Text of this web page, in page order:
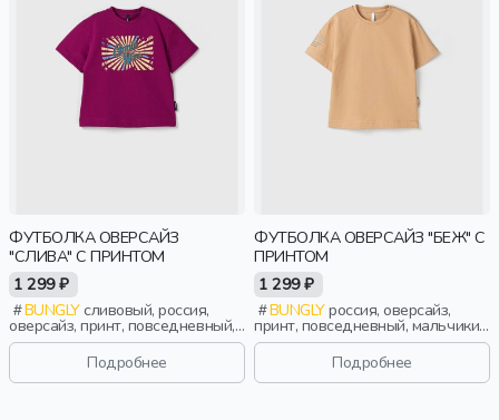
ФУТБОЛКА ОВЕРСАЙЗ
"СЛИВА" С ПРИНТОМ
1 299 ₽
BUNGLYсливовый, россия,
оверсайз, принт, повседневный,
девочки, малыши, дошкольники,
Подробнее
ФУТБОЛКА ОВЕРСАЙЗ "БЕЖ" С
ПРИНТОМ
1 299 ₽
BUNGLYроссия, оверсайз,
принт, повседневный, мальчики,
малыши, дошкольники, дети
Подробнее